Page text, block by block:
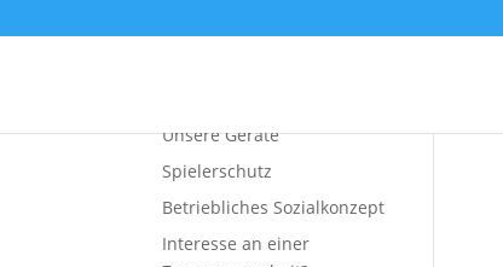
Unsere Geräte
Spielerschutz
Betriebliches Sozialkonzept
Interesse an einer